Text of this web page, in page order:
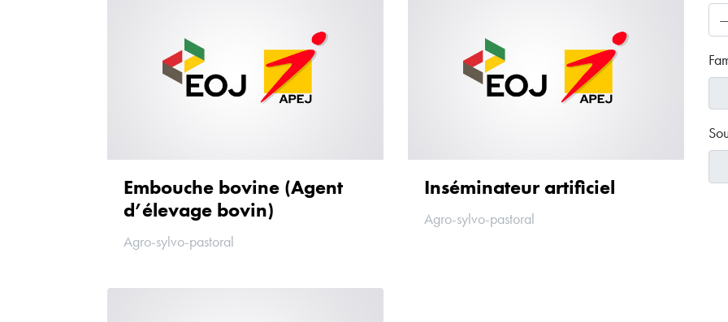
Embouche bovine (Agent
d’élevage bovin)
Agro-sylvo-pastoral
Inséminateur artificiel
Agro-sylvo-pastoral